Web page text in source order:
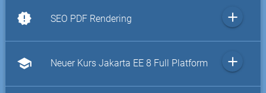
new_releases SEO PDF Rendering add
school Neuer Kurs Jakarta EE 8 Full Platform add